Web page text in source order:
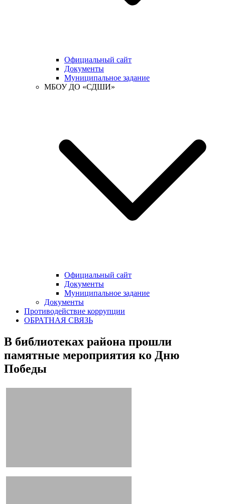
Официальный сайт
Документы
Муниципальное задание
МБОУ ДО «СДШИ»
Официальный сайт
Документы
Муниципальное задание
Документы
Противодействие коррупции
ОБРАТНАЯ СВЯЗЬ
В библиотеках района прошли
памятные мероприятия ко Дню
Победы